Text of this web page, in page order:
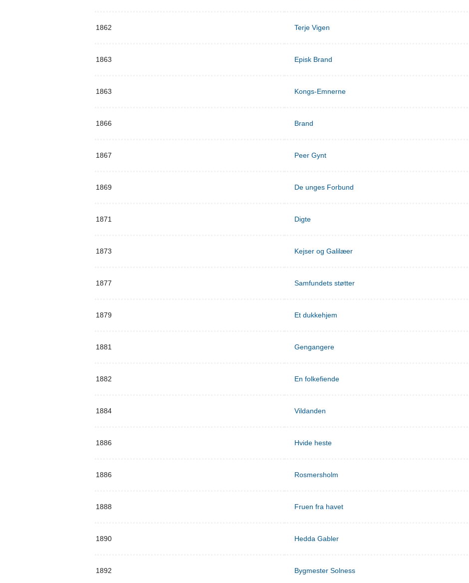
1862 Terje Vigen
1863 Episk Brand
1863 Kongs-Emnerne
1866 Brand
1867 Peer Gynt
1869 De unges Forbund
1871 Digte
1873 Kejser og Galilæer
1877 Samfundets støtter
1879 Et dukkehjem
1881 Gengangere
1882 En folkefiende
1884 Vildanden
1886 Hvide heste
1886 Rosmersholm
1888 Fruen fra havet
1890 Hedda Gabler
1892 Bygmester Solness